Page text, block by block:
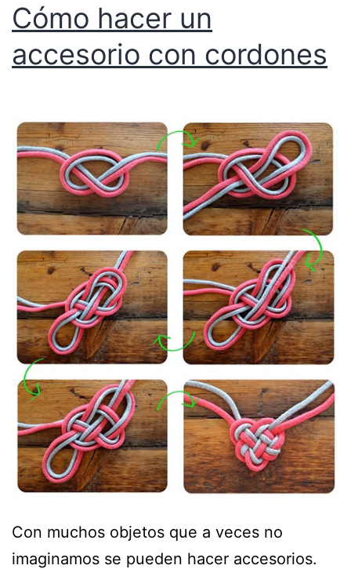
Cómo hacer un
accesorio con cordones
Con muchos objetos que a veces no
imaginamos se pueden hacer accesorios.